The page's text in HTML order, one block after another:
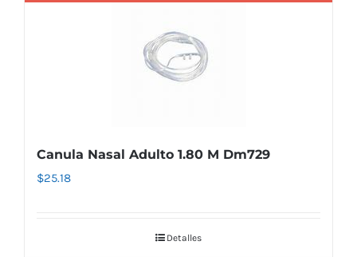
Canula Nasal Adulto 1.80 M Dm729
$25.18
Detalles